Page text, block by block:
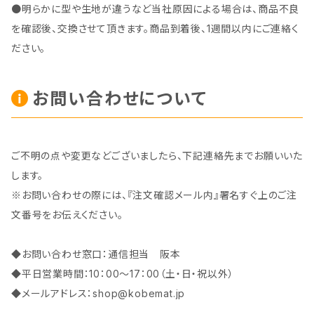
●明らかに型や生地が違うなど当社原因による場合は、商品不良
を確認後、交換させて頂きます。商品到着後、1週間以内にご連絡く
ださい。
お問い合わせについて
ご不明の点や変更などございましたら、下記連絡先までお願いいた
します。
※お問い合わせの際には、『注文確認メール内』署名すぐ上のご注
文番号をお伝えください。
◆お問い合わせ窓口：通信担当 阪本
◆平日営業時間：10：00～17：00（土・日・祝以外）
◆メールアドレス：shop@kobemat.jp